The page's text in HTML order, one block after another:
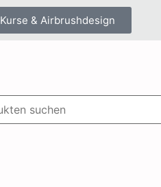
Kurse & Airbrushdesign